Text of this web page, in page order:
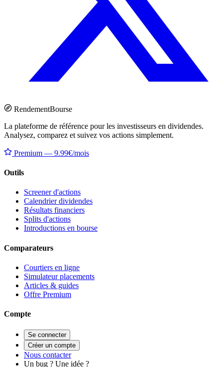
RendementBourse
La plateforme de référence pour les investisseurs en dividendes.
Analysez, comparez et suivez vos actions simplement.
Premium — 9.99€/mois
Outils
Screener d'actions
Calendrier dividendes
Résultats financiers
Splits d'actions
Introductions en bourse
Comparateurs
Courtiers en ligne
Simulateur placements
Articles & guides
Offre Premium
Compte
Se connecter
Créer un compte
Nous contacter
Un bug ? Une idée ?